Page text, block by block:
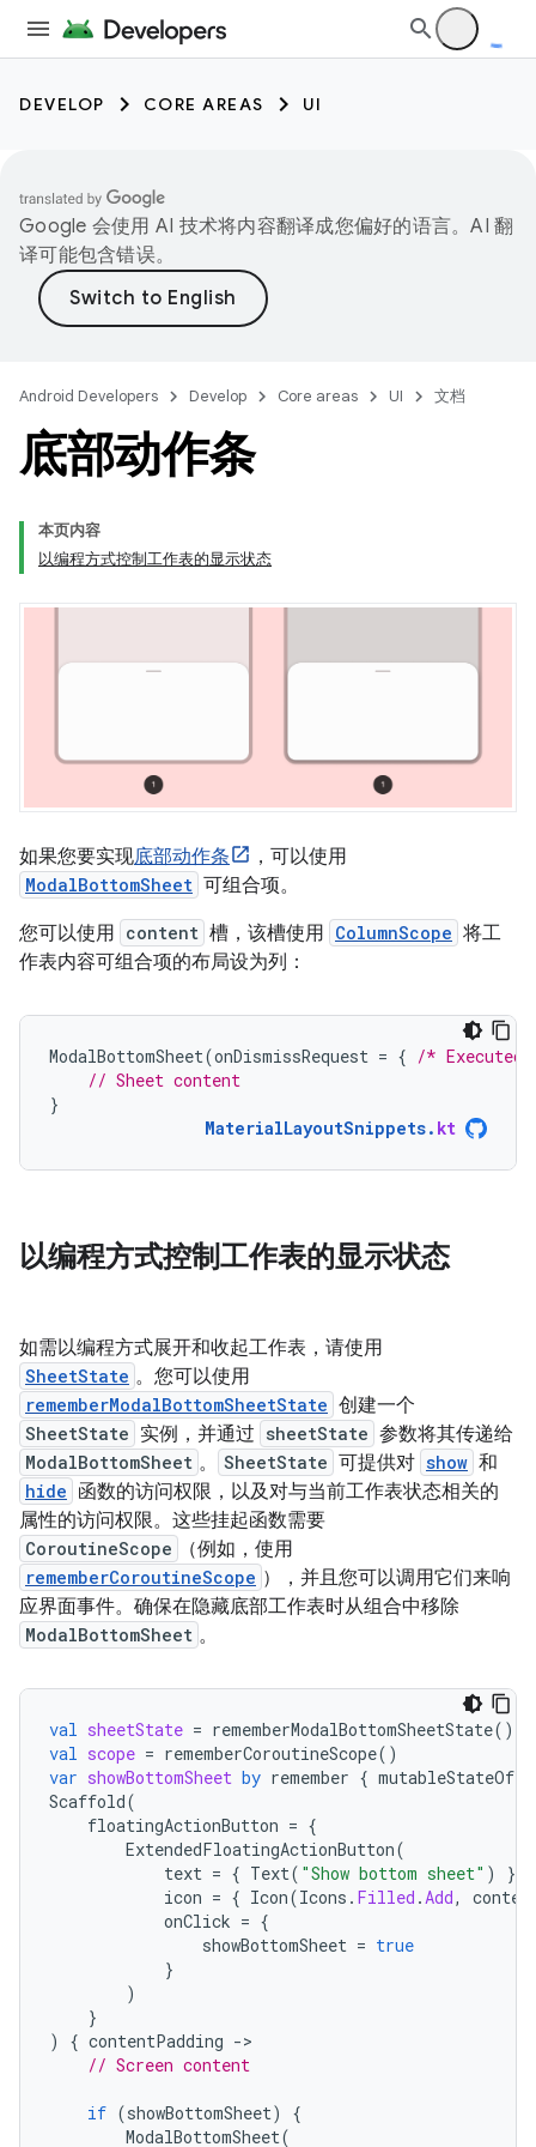
DEVELOP CORE AREAS UI
Google 会使用 AI 技术将内容翻译成您偏好的语言。AI 翻
译可能包含错误。
Android Developers Develop Core areas UI 文档
底部动作条
本页内容
以编程方式控制工作表的显示状态
如果您要实现底部动作条 ，可以使用
ModalBottomSheet 可组合项。
您可以使用 content 槽，该槽使用 ColumnScope 将工
作表内容可组合项的布局设为列：
ModalBottomSheet(onDismissRequest = { /* Executed
// Sheet content
}
MaterialLayoutSnippets. kt
以编程方式控制工作表的显示状态
如需以编程方式展开和收起工作表，请使用
SheetState 。您可以使用
rememberModalBottomSheetState 创建一个
SheetState 实例，并通过 sheetState 参数将其传递给
ModalBottomSheet 。 SheetState 可提供对 show 和
hide 函数的访问权限，以及对与当前工作表状态相关的
属性的访问权限。这些挂起函数需要
CoroutineScope （例如，使用
rememberCoroutineScope ），并且您可以调用它们来响
应界面事件。确保在隐藏底部工作表时从组合中移除
ModalBottomSheet 。
val sheetState = rememberModalBottomSheetState()
val scope = rememberCoroutineScope()
var showBottomSheet by remember { mutableStateOf
Scaffold(
floatingActionButton = {
ExtendedFloatingActionButton(
text = { Text( "Show bottom sheet" )
},
icon = { Icon(Icons . Filled .Add,
onClick = {
showBottomSheet = true
}
)
}
)
{ contentPadding -
// Screen content
if (showBottomSheet)
{
ModalBottomSheet(